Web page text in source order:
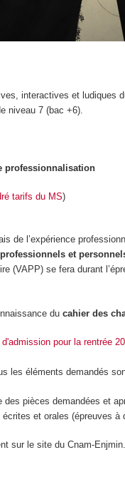
interactives et ludiques
niveau 7 (bac +6).
professionnalisation
tarifs du MS)
de l’expérience
et
(VAPP) se fera durant
ducahier des
pour la rentrée
les éléments demandés
des pièces demandées et
et orales (épreuves à
sur le site du Cnam-Enjmin.